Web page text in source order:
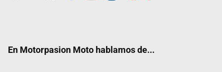
En Motorpasion Moto hablamos de...